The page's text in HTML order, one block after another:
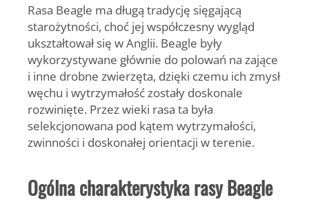
Rasa Beagle ma długą tradycję sięgającą
starożytności, choć jej współczesny wygląd
ukształtował się w Anglii. Beagle były
wykorzystywane głównie do polowań na zające
i inne drobne zwierzęta, dzięki czemu ich zmysł
węchu i wytrzymałość zostały doskonale
rozwinięte. Przez wieki rasa ta była
selekcjonowana pod kątem wytrzymałości,
zwinności i doskonałej orientacji w terenie.
Ogólna charakterystyka rasy Beagle